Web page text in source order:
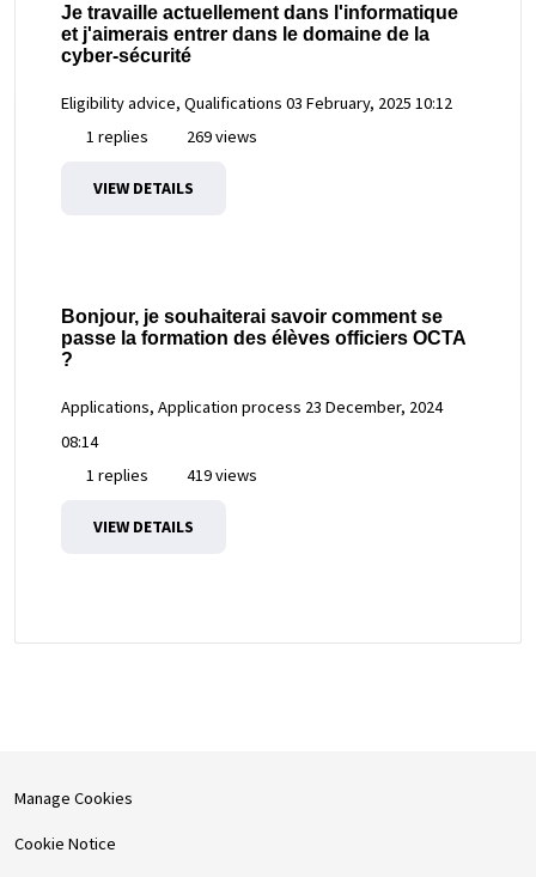
Je travaille actuellement dans l'informatique
et j'aimerais entrer dans le domaine de la
cyber-sécurité
Eligibility advice, Qualifications 03 February, 2025 10:12
1 replies
269 views
VIEW DETAILS
Bonjour, je souhaiterai savoir comment se
passe la formation des élèves officiers OCTA
?
Applications, Application process 23 December, 2024
08:14
1 replies
419 views
VIEW DETAILS
Manage Cookies
Cookie Notice